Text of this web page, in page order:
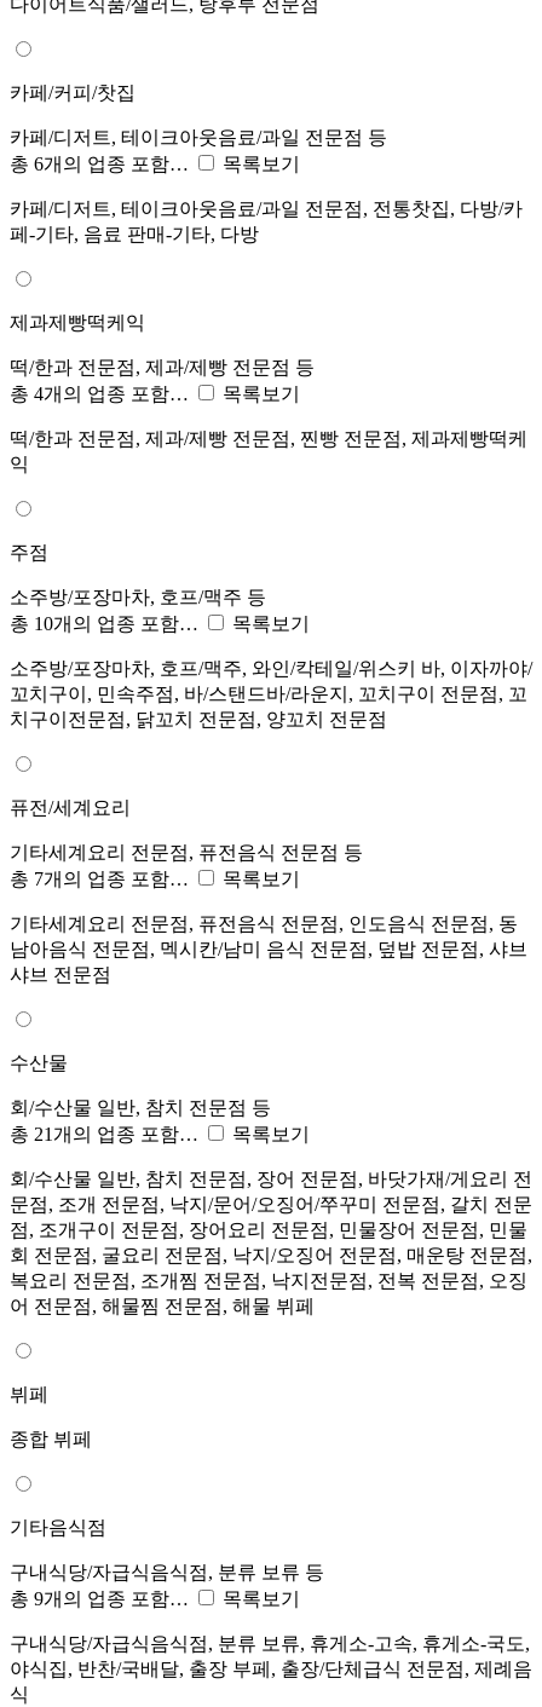
다이어트식품/샐러드, 탕후루 전문점
카페/커피/찻집
카페/디저트, 테이크아웃음료/과일 전문점 등
총 6개의 업종 포함…
목록보기
카페/디저트, 테이크아웃음료/과일 전문점, 전통찻집, 다방/카
페-기타, 음료 판매-기타, 다방
제과제빵떡케익
떡/한과 전문점, 제과/제빵 전문점 등
총 4개의 업종 포함…
목록보기
떡/한과 전문점, 제과/제빵 전문점, 찐빵 전문점, 제과제빵떡케
익
주점
소주방/포장마차, 호프/맥주 등
총 10개의 업종 포함…
목록보기
소주방/포장마차, 호프/맥주, 와인/칵테일/위스키 바, 이자까야/
꼬치구이, 민속주점, 바/스탠드바/라운지, 꼬치구이 전문점, 꼬
치구이전문점, 닭꼬치 전문점, 양꼬치 전문점
퓨전/세계요리
기타세계요리 전문점, 퓨전음식 전문점 등
총 7개의 업종 포함…
목록보기
기타세계요리 전문점, 퓨전음식 전문점, 인도음식 전문점, 동
남아음식 전문점, 멕시칸/남미 음식 전문점, 덮밥 전문점, 샤브
샤브 전문점
수산물
회/수산물 일반, 참치 전문점 등
총 21개의 업종 포함…
목록보기
회/수산물 일반, 참치 전문점, 장어 전문점, 바닷가재/게요리 전
문점, 조개 전문점, 낙지/문어/오징어/쭈꾸미 전문점, 갈치 전문
점, 조개구이 전문점, 장어요리 전문점, 민물장어 전문점, 민물
회 전문점, 굴요리 전문점, 낙지/오징어 전문점, 매운탕 전문점,
복요리 전문점, 조개찜 전문점, 낙지전문점, 전복 전문점, 오징
어 전문점, 해물찜 전문점, 해물 뷔페
뷔페
종합 뷔페
기타음식점
구내식당/자급식음식점, 분류 보류 등
총 9개의 업종 포함…
목록보기
구내식당/자급식음식점, 분류 보류, 휴게소-고속, 휴게소-국도,
야식집, 반찬/국배달, 출장 부페, 출장/단체급식 전문점, 제례음
식